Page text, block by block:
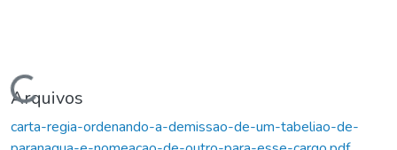
Carregando...
Arquivos
carta-regia-ordenando-a-demissao-de-um-tabeliao-de-